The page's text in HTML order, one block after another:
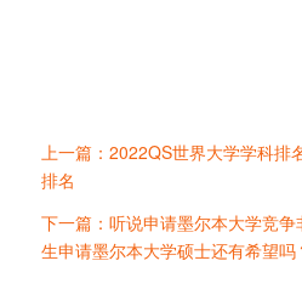
上一篇：2022QS世界大学学科
排名
下一篇：听说申请墨尔本大学竞
生申请墨尔本大学硕士还有希望吗